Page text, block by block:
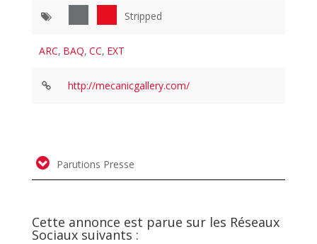
Stripped
ARC, BAQ, CC, EXT
http://mecanicgallery.com/
Parutions Presse
Cette annonce est parue sur les Réseaux
Sociaux suivants :